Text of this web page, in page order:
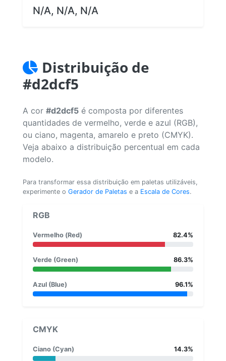
N/A, N/A, N/A
Distribuição de
#d2dcf5
A cor #d2dcf5 é composta por diferentes
quantidades de vermelho, verde e azul (RGB),
ou ciano, magenta, amarelo e preto (CMYK).
Veja abaixo a distribuição percentual em cada
modelo.
Para transformar essa distribuição em paletas utilizáveis,
experimente o Gerador de Paletas e a Escala de Cores.
RGB
Vermelho (Red) 82.4%
Verde (Green) 86.3%
Azul (Blue) 96.1%
CMYK
Ciano (Cyan) 14.3%